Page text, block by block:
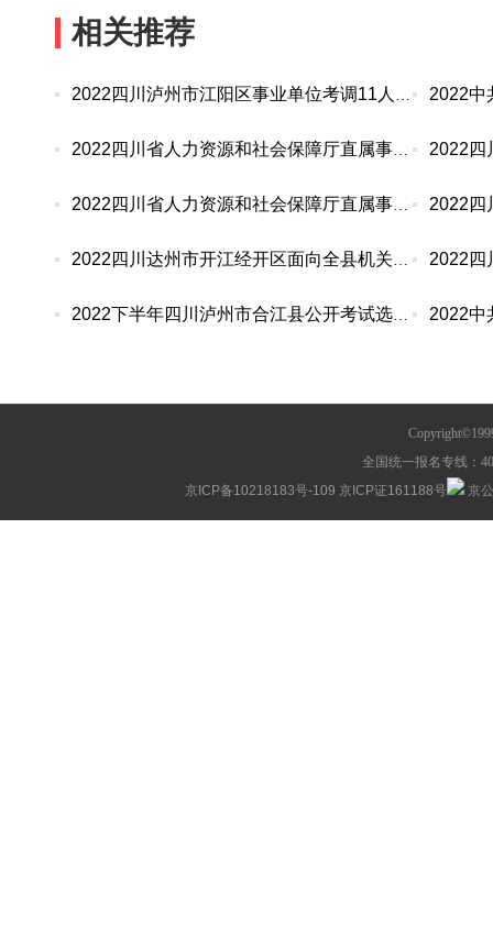
相关推荐
2022四川泸州市江阳区事业单位考调11人公告
2022四川省人力资源和社会保障厅直属事业单位选调
2022四川省人力资源和社会保障厅直属事业单位选调
2022四川达州市开江经开区面向全县机关事业单位选
2022下半年四川泸州市合江县公开考试选调机关事业
全国统一报名专线：
京ICP备10218183号-109 京ICP证161188号 京